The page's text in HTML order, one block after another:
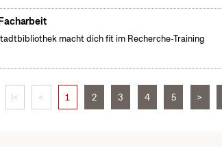
macht dich fit im Recherche-Training
|< < 1 2 3 4 5 >